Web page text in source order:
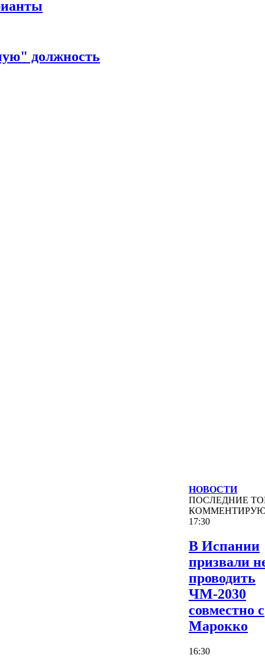
должность
НОВОСТИ
ПОСЛЕДНИЕ
17:30
В Испании
призвали
проводить
ЧМ-2030
совместно с
Марокко
16:30